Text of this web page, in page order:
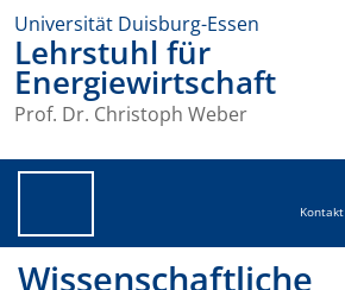
Universität Duisburg-Essen
Lehrstuhl für
Energiewirtschaft
Prof. Dr. Christoph Weber
Kontakt
Wissenschaftliche